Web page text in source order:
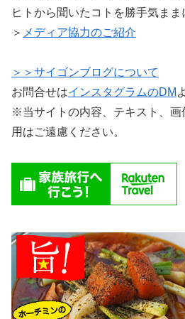
ヒトから聞いたコトを勝手気まま
＞ メディア協力のご紹介
＞＞サイゴンブログについて
お問合せはインスタグラムのDM
※当サイトの内容、テキスト、画
用はご遠慮ください。